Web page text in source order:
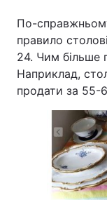
По-
правило
24. Чим більше
Наприклад,
продати за 55-